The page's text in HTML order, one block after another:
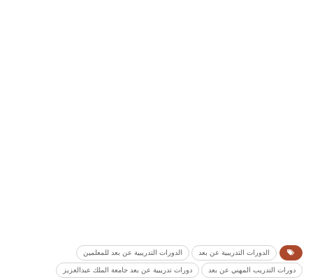
الدورات التدريبية عن بعد الدورات التدريبية عن بعد للمعلمين
دورات التدريب المهني عن بعد دورات تدريبية عن بعد جامعة الملك عبدالعزيز